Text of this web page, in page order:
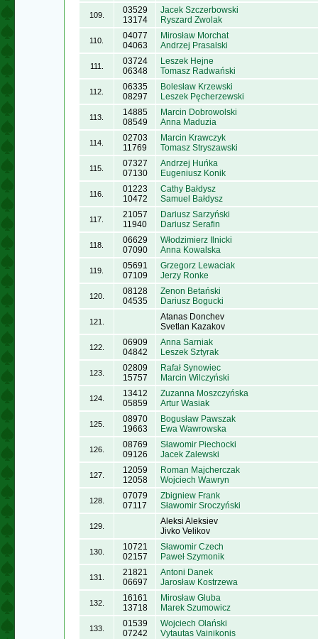
109.
03529
13174
Jacek Szczerbowski
Ryszard Zwolak
110.
04077
04063
Mirosław Morchat
Andrzej Prasalski
111.
03724
06348
Leszek Hejne
Tomasz Radwański
112.
06335
08297
Bolesław Krzewski
Leszek Pęcherzewski
113.
14885
08549
Marcin Dobrowolski
Anna Maduzia
114.
02703
11769
Marcin Krawczyk
Tomasz Stryszawski
115.
07327
07130
Andrzej Huńka
Eugeniusz Konik
116.
01223
10472
Cathy Bałdysz
Samuel Bałdysz
117.
21057
11940
Dariusz Sarzyński
Dariusz Serafin
118.
06629
07090
Włodzimierz Ilnicki
Anna Kowalska
119.
05691
07109
Grzegorz Lewaciak
Jerzy Ronke
120.
08128
04535
Zenon Betański
Dariusz Bogucki
121.
Atanas Donchev
Svetlan Kazakov
122.
06909
04842
Anna Sarniak
Leszek Sztyrak
123.
02809
15757
Rafał Synowiec
Marcin Wilczyński
124.
13412
05859
Zuzanna Moszczyńska
Artur Wasiak
125.
08970
19663
Bogusław Pawszak
Ewa Wawrowska
126.
08769
09126
Sławomir Piechocki
Jacek Zalewski
127.
12059
12058
Roman Majcherczak
Wojciech Wawryn
128.
07079
07117
Zbigniew Frank
Sławomir Sroczyński
129.
Aleksi Aleksiev
Jivko Velikov
130.
10721
02157
Sławomir Czech
Paweł Szymonik
131.
21821
06697
Antoni Danek
Jarosław Kostrzewa
132.
16161
13718
Mirosław Gluba
Marek Szumowicz
133.
01539
07242
Wojciech Olański
Vytautas Vainikonis